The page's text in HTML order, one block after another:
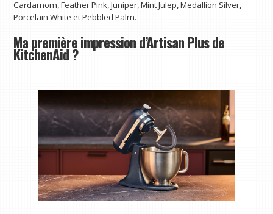
Cardamom, Feather Pink, Juniper, Mint Julep, Medallion Silver,
Porcelain White et Pebbled Palm.
Ma première impression d’Artisan Plus de
KitchenAid ?